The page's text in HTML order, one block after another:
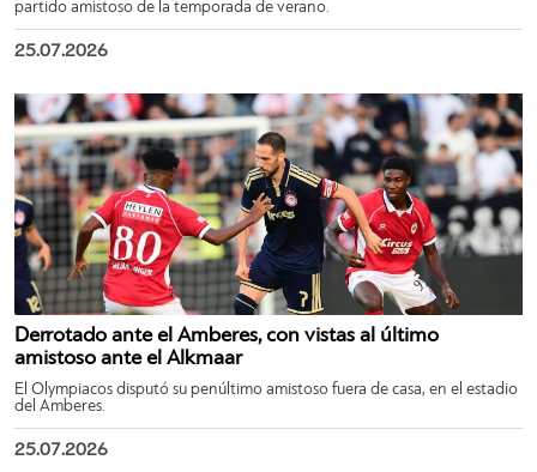
partido amistoso de la temporada de verano.
25.07.2026
Derrotado ante el Amberes, con vistas al último
amistoso ante el Alkmaar
El Olympiacos disputó su penúltimo amistoso fuera de casa, en el estadio
del Amberes.
25.07.2026